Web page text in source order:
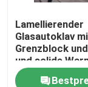
Lamellierender
Glasautoklav
Grenzblock
und solide